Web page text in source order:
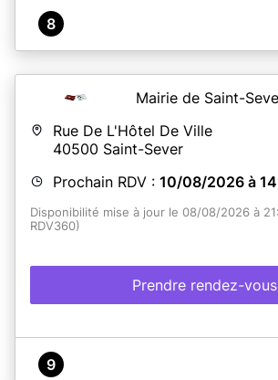
8
Mairie de Saint-
Rue De L'Hôtel De Ville
40500 Saint-Sever
Prochain RDV : 10/08/2026 à
Disponibilité mise à jour le 08/08/2026 à
RDV360)
Prendre rendez-vous
9